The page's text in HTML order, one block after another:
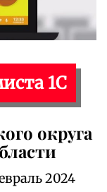
1С
округа
2024